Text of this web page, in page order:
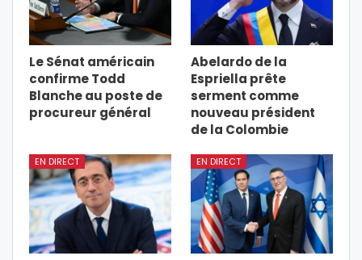
Le Sénat américain
confirme Todd
Blanche au poste de
procureur général
Abelardo de la
Espriella prête
serment comme
nouveau président
de la Colombie
EN DIRECT EN DIRECT